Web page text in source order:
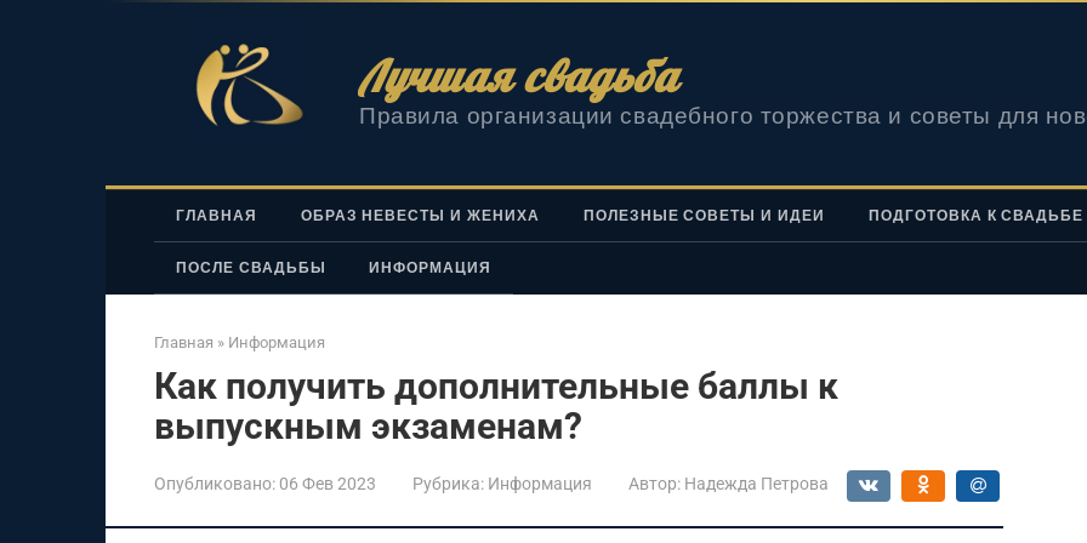
Лучшая свадьба
Правила организации свадебного торжества и советы для
ГЛАВНАЯ ОБРАЗ НЕВЕСТЫ И ЖЕНИХА ПОЛЕЗНЫЕ СОВЕТЫ И ИДЕИ ПОДГОТОВКА К СВАДЬБЕ
ПОСЛЕ СВАДЬБЫ ИНФОРМАЦИЯ
Главная » Информация
Как получить дополнительные баллы к
выпускным экзаменам?
Опубликовано: 06 Фев 2023 Рубрика: Информация Автор: Надежда Петрова